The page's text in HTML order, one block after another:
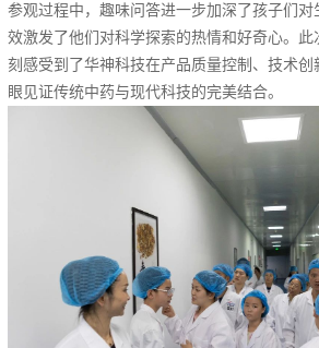
参观过程中，趣味问答进一步加深了孩子们
效激发了他们对科学探索的热情和好奇心。
刻感受到了华神科技在产品质量控制、技术
眼见证传统中药与现代科技的完美结合。